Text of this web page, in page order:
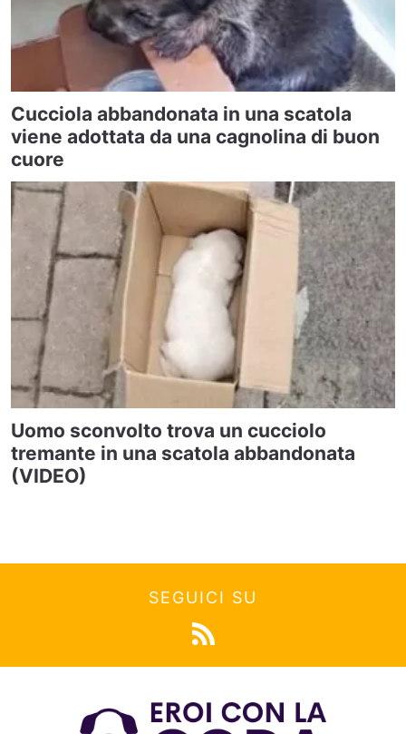
Cucciola abbandonata in una scatola
viene adottata da una cagnolina di buon
cuore
Uomo sconvolto trova un cucciolo
tremante in una scatola abbandonata
(VIDEO)
SEGUICI SU